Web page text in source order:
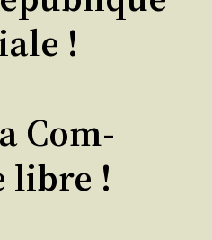
!
Com­
libre !